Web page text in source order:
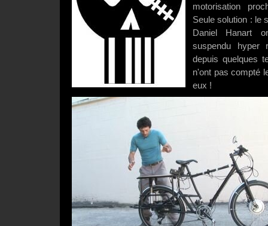
motorisation
Seule solution : le
Daniel Hanart
suspendu hyper
depuis quelques
n'ont pas compté
eux !